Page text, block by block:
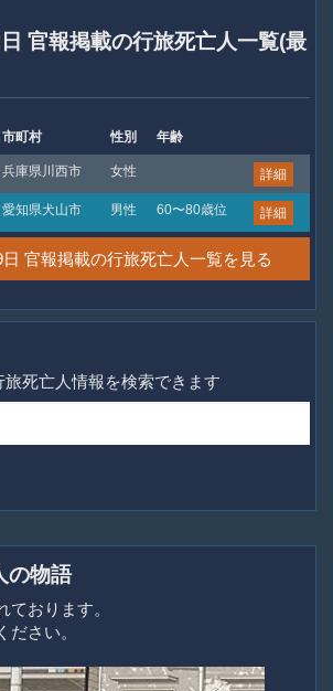
官報掲載の行旅死亡人一覧(最
市町村 性別 年齢
兵庫県川西市 女性 詳細
愛知県犬山市 男性 60〜80歳位 詳細
日 官報掲載の行旅死亡人一覧を見る
旅死亡人情報を検索できます
の物語
ております。
ださい。